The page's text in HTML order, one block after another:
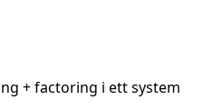
+ factoring i ett system